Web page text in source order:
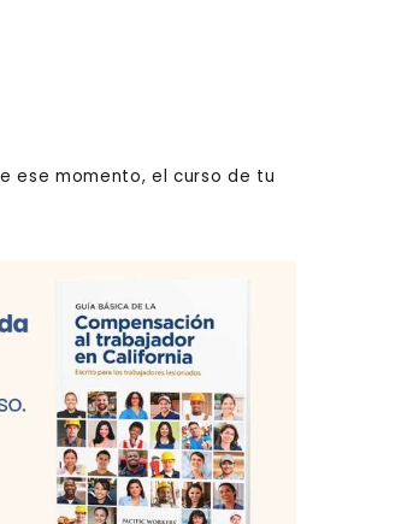
ese momento, el curso de tu